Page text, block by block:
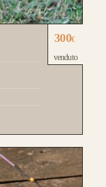
300€
venduto